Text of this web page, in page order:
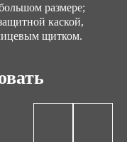
размере;
каской,
щитком.